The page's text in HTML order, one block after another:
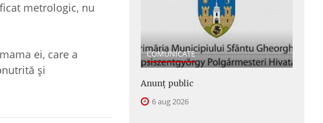
metrologic, nu
ei, care a
şi
COMUNICATE
Anunţ public
6 aug 2026